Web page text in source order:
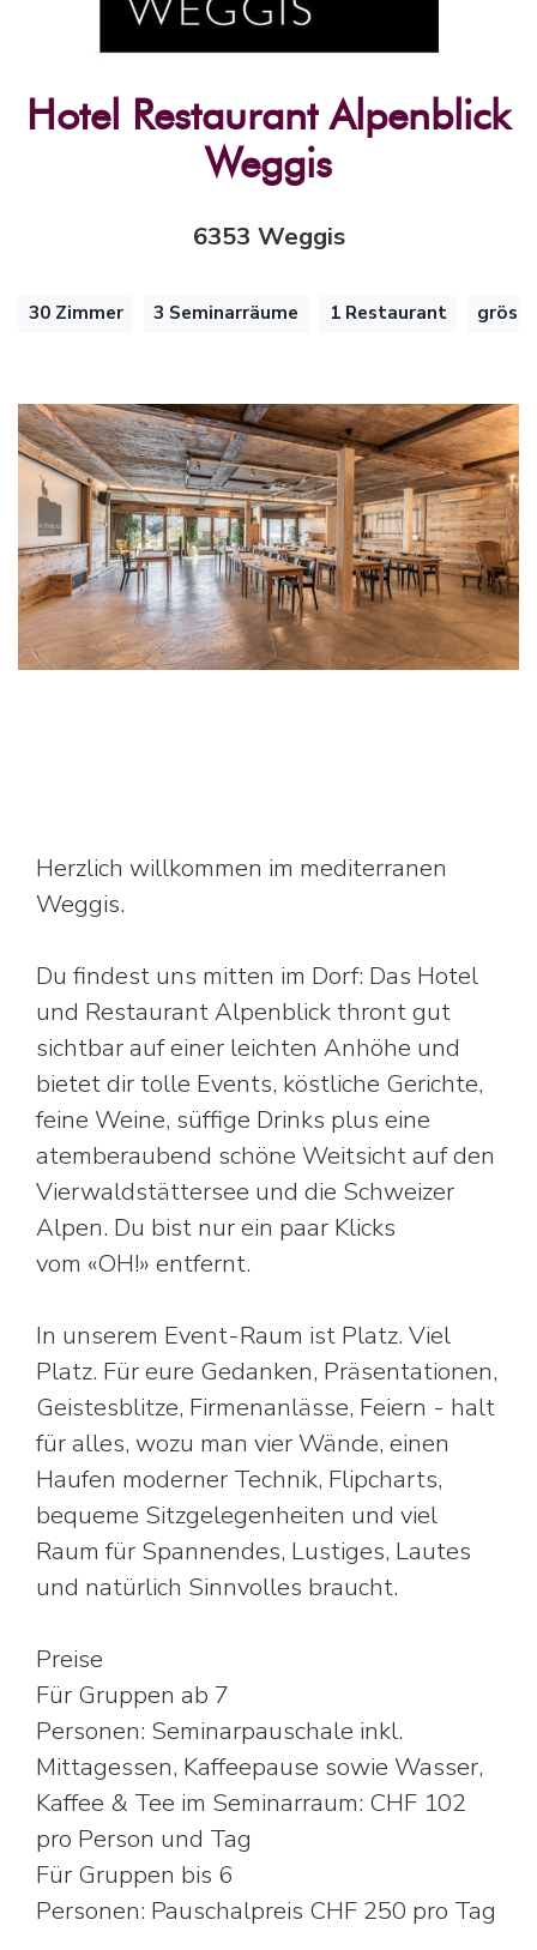
Hotel Restaurant Alpenblick
Weggis
6353 Weggis
30 Zimmer 3 Seminarräume 1 Restaurant
Herzlich willkommen im mediterranen
Weggis.
Du findest uns mitten im Dorf: Das Hotel
und Restaurant Alpenblick thront gut
sichtbar auf einer leichten Anhöhe und
bietet dir tolle Events, köstliche Gerichte,
feine Weine, süffige Drinks plus eine
atemberaubend schöne Weitsicht auf den
Vierwaldstättersee und die Schweizer
Alpen. Du bist nur ein paar Klicks
vom «OH!» entfernt.
In unserem Event-Raum ist Platz. Viel
Platz. Für eure Gedanken, Präsentationen,
Geistesblitze, Firmenanlässe, Feiern - halt
für alles, wozu man vier Wände, einen
Haufen moderner Technik, Flipcharts,
bequeme Sitzgelegenheiten und viel
Raum für Spannendes, Lustiges, Lautes
und natürlich Sinnvolles braucht.
Preise
Für Gruppen ab 7
Personen: Seminarpauschale inkl.
Mittagessen, Kaffeepause sowie Wasser,
Kaffee & Tee im Seminarraum: CHF 102
pro Person und Tag
Für Gruppen bis 6
Personen: Pauschalpreis CHF 250 pro Tag